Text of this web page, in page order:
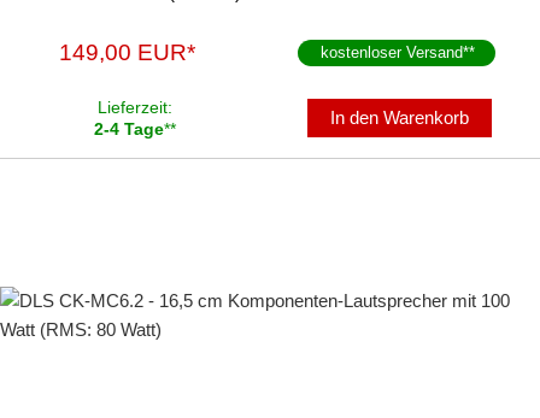
149,00 EUR* kostenloser Versand**
Lieferzeit:
2-4 Tage**
In den Warenkorb